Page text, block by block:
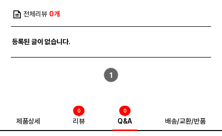
전체리뷰 0개
등록된 글이 없습니다.
1
제품상세 리뷰
0
Q&A
0
배송/교환/반품